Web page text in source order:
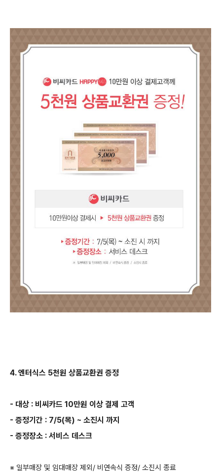
4. 엔터식스 5천원 상품교환권 증정
- 대상 : 비씨카드 10만원 이상 결제 고객
- 증정기간 : 7/5(목) ~ 소진시 까지
- 증정장소 : 서비스 데스크
※ 일부매장 및 임대매장 제외/ 비연속식 증정/ 소진시 종료